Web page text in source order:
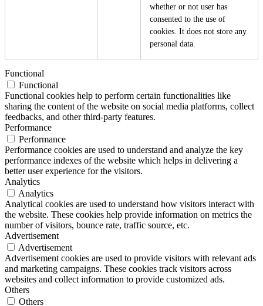
whether or not user has
consented to the use of
cookies. It does not store any
personal data.
Functional
Functional
Functional cookies help to perform certain functionalities like
sharing the content of the website on social media platforms, collect
feedbacks, and other third-party features.
Performance
Performance
Performance cookies are used to understand and analyze the key
performance indexes of the website which helps in delivering a
better user experience for the visitors.
Analytics
Analytics
Analytical cookies are used to understand how visitors interact with
the website. These cookies help provide information on metrics the
number of visitors, bounce rate, traffic source, etc.
Advertisement
Advertisement
Advertisement cookies are used to provide visitors with relevant ads
and marketing campaigns. These cookies track visitors across
websites and collect information to provide customized ads.
Others
Others